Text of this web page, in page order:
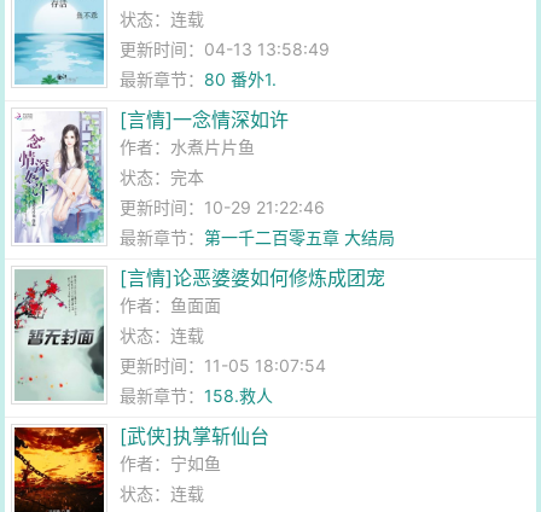
状态：连载
更新时间：04-13 13:58:49
最新章节： 80 番外1.
[言情]一念情深如许
作者： 水煮片片鱼
状态：完本
更新时间：10-29 21:22:46
最新章节：第一千二百零五章 大结局
[言情]论恶婆婆如何修炼成团宠
作者： 鱼面面
状态：连载
更新时间：11-05 18:07:54
最新章节：158.救人
[武侠]执掌斩仙台
作者： 宁如鱼
状态：连载